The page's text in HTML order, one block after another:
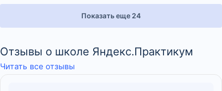
Показать еще 24
Отзывы о школе Яндекс.Практикум
Читать все отзывы